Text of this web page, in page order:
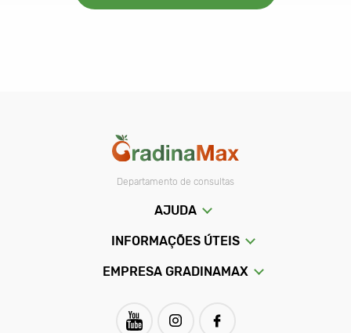
Departamento de consultas
AJUDA
INFORMAÇÕES ÚTEIS
EMPRESA GRADINAMAX